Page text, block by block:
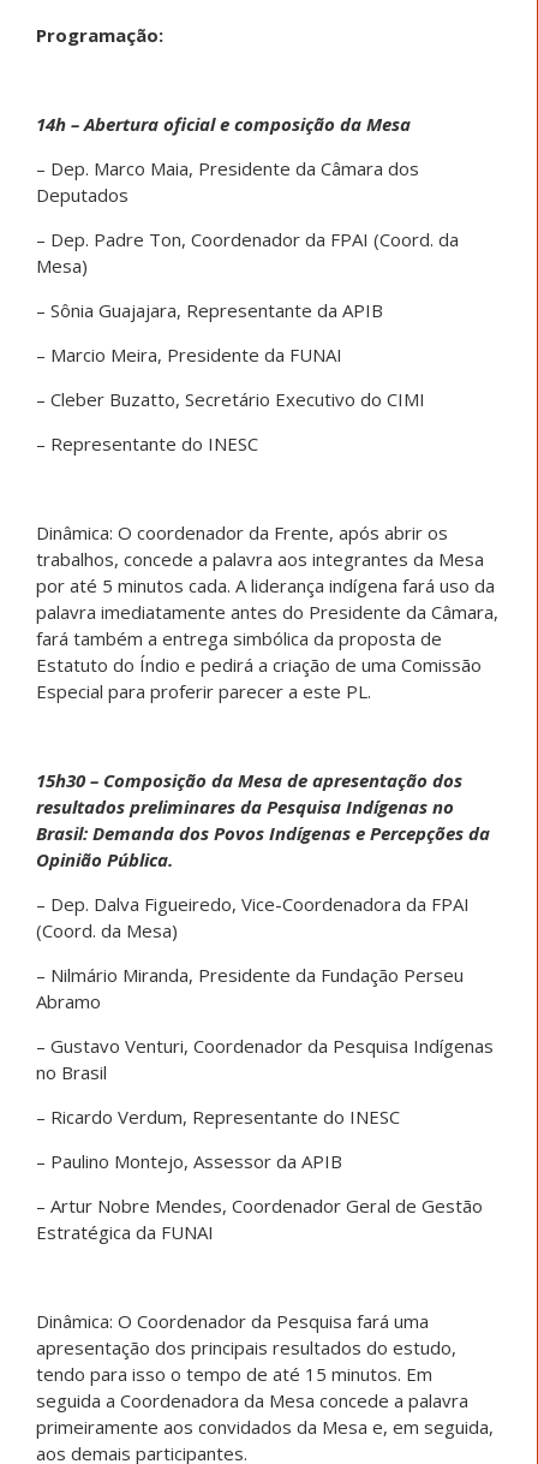
Programação:
14h – Abertura oficial e composição da Mesa
– Dep. Marco Maia, Presidente da Câmara dos
Deputados
– Dep. Padre Ton, Coordenador da FPAI (Coord. da
Mesa)
– Sônia Guajajara, Representante da APIB
– Marcio Meira, Presidente da FUNAI
– Cleber Buzatto, Secretário Executivo do CIMI
– Representante do INESC
Dinâmica: O coordenador da Frente, após abrir os
trabalhos, concede a palavra aos integrantes da Mesa
por até 5 minutos cada. A liderança indígena fará uso da
palavra imediatamente antes do Presidente da Câmara,
fará também a entrega simbólica da proposta de
Estatuto do Índio e pedirá a criação de uma Comissão
Especial para proferir parecer a este PL.
15h30 – Composição da Mesa de apresentação dos
resultados preliminares da Pesquisa Indígenas no
Brasil: Demanda dos Povos Indígenas e Percepções da
Opinião Pública.
– Dep. Dalva Figueiredo, Vice-Coordenadora da FPAI
(Coord. da Mesa)
– Nilmário Miranda, Presidente da Fundação Perseu
Abramo
– Gustavo Venturi, Coordenador da Pesquisa Indígenas
no Brasil
– Ricardo Verdum, Representante do INESC
– Paulino Montejo, Assessor da APIB
– Artur Nobre Mendes, Coordenador Geral de Gestão
Estratégica da FUNAI
Dinâmica: O Coordenador da Pesquisa fará uma
apresentação dos principais resultados do estudo,
tendo para isso o tempo de até 15 minutos. Em
seguida a Coordenadora da Mesa concede a palavra
primeiramente aos convidados da Mesa e, em seguida,
aos demais participantes.